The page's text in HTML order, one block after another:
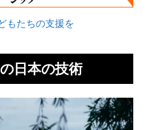
もたちの支援を
日本の技術